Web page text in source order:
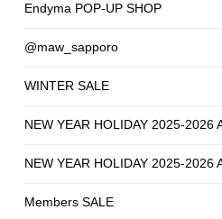
Endyma POP-UP SHOP
@maw_sapporo
WINTER SALE
NEW YEAR HOLIDAY 2025-2026
NEW YEAR HOLIDAY 2025-2026
Members SALE